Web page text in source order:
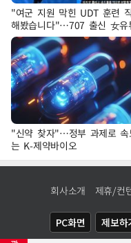
"여군 지원 막힌 UDT 훈련
해봤습니다"…707 출신 女유
'완벽 소화'
"신약 찾자"…정부 과제로 속
는 K-제약바이오
회사소개 제휴/컨
PC화면 제보하